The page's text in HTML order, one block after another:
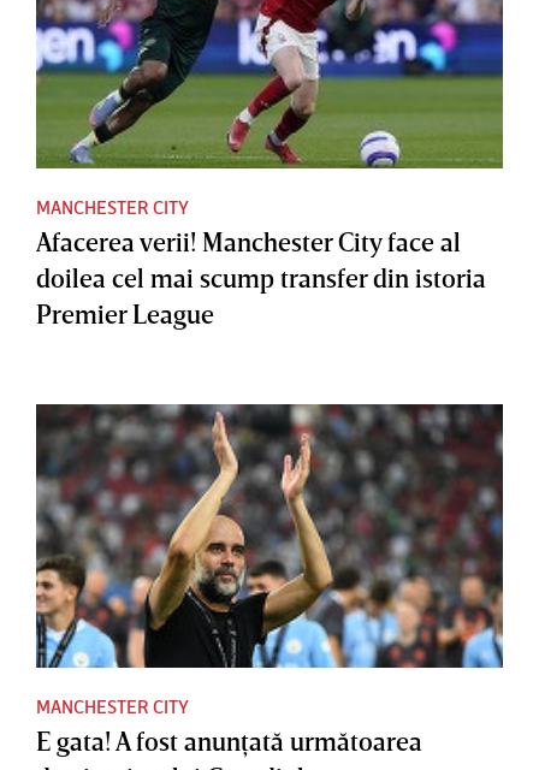
MANCHESTER CITY
Afacerea verii! Manchester City face al
doilea cel mai scump transfer din istoria
Premier League
MANCHESTER CITY
E gata! A fost anunţată următoarea